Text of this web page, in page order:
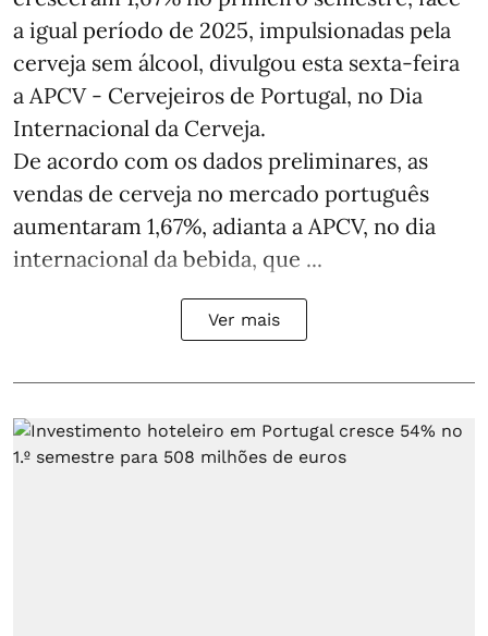
a igual período de 2025, impulsionadas pela
cerveja sem álcool, divulgou esta sexta-feira
a APCV - Cervejeiros de Portugal, no Dia
Internacional da Cerveja.
De acordo com os dados preliminares, as
vendas de cerveja no mercado português
aumentaram 1,67%, adianta a APCV, no dia
internacional da bebida, que ...
Ver mais